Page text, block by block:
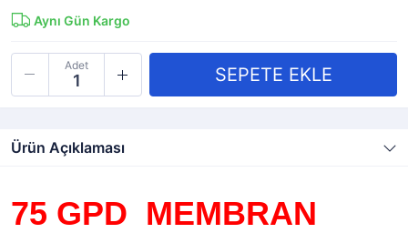
Aynı Gün Kargo
Adet
Ürün Açıklaması
75 GPD MEMBRAN